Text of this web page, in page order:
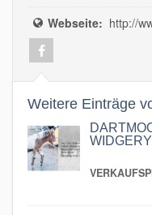
Webseite: http://
Weitere Einträge
WIDGERY